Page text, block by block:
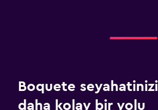
Boquete
daha kolay bir yolu